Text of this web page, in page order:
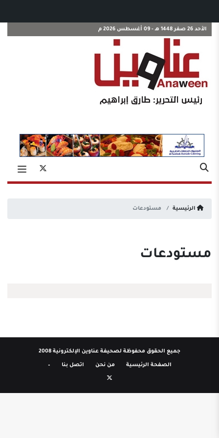
الأحد 26 صفر 1448 هـ - 09 أغسطس 2026 م
الرئيسية مستودعات
مستودعات
جميع الحقوق محفوظة لصحيفة عناوين الإلكترونية 2008
الصفحة الرئيسية من نحن اتصل بنا –